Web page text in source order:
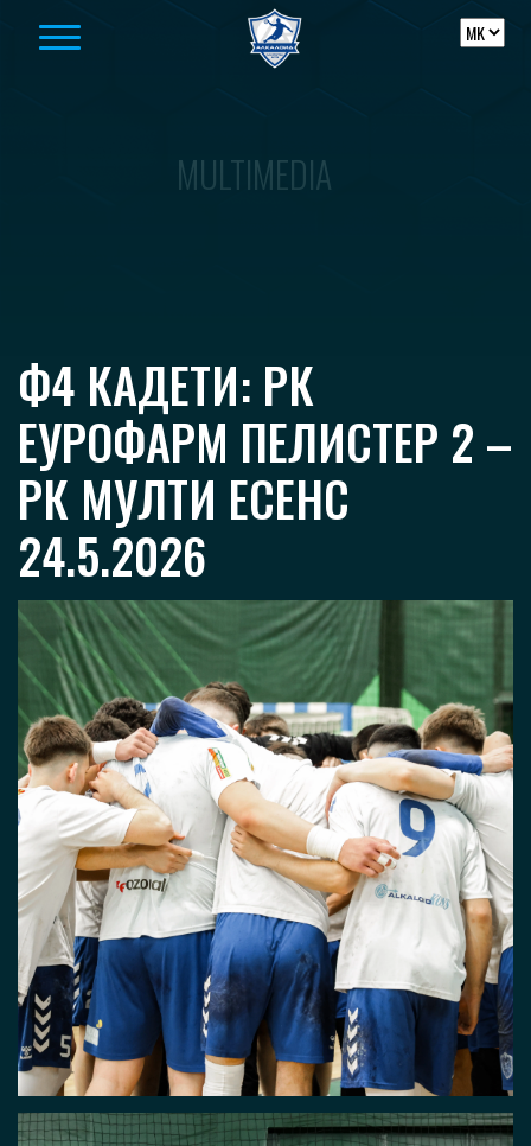
MULTIMEDIA
Ф4 КАДЕТИ: РК
ЕУРОФАРМ ПЕЛИСТЕР 2 –
РК МУЛТИ ЕСЕНС
24.5.2026